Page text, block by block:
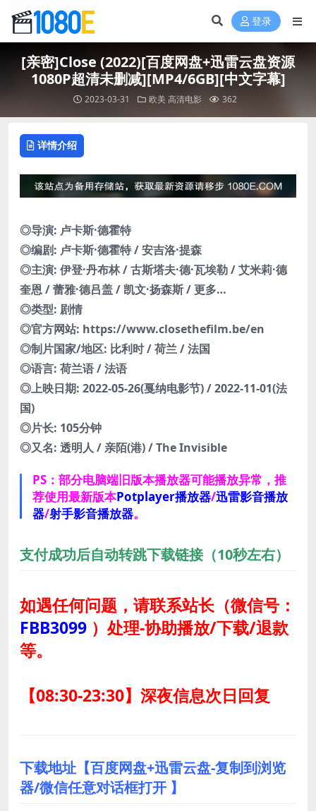
登录
[亲密]Close (2022)[百度网盘+迅雷云盘资源
1080P超清未删减][MP4/6GB][中文字幕]
2023-03-31 欧美高清电影 362
详情介绍
◎导演: 卢卡斯·德霍特
◎编剧: 卢卡斯·德霍特 / 安吉洛·提森
◎主演: 伊登·丹布林 / 古斯塔夫·德·瓦埃勒 / 艾米莉·德
奎恩 / 蕾雅·德吕盖 / 凯文·扬森斯 / 更多…
◎类型: 剧情
◎官方网站: https://www.closethefilm.be/en
◎制片国家/地区: 比利时 / 荷兰 / 法国
◎语言: 荷兰语 / 法语
◎上映日期: 2022-05-26(戛纳电影节) / 2022-11-01(法
国)
◎片长: 105分钟
◎又名: 透明人 / 亲陌(港) / The Invisible
PS：部分电脑端旧版本播放器可能播放异常，推
荐使用最新版本Potplayer播放器/迅雷影音播放
器/射手影音播放器。
支付成功后自动转跳下载链接（10秒左右）
如遇任何问题，请联系站长（微信号：
FBB3099 ） 处理-协助播放/下载/退款
等。
【08:30-23:30】深夜信息次日回复
下载地址【百度网盘+迅雷云盘-复制到浏览
器/微信任意对话框打开 】